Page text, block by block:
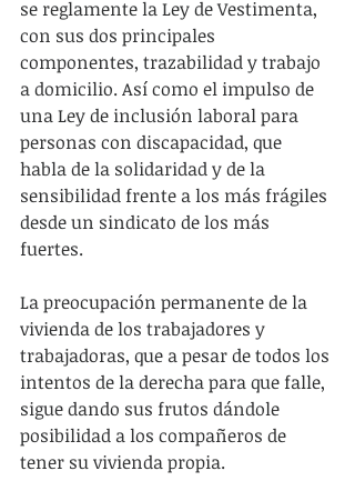
se reglamente la Ley de Vestimenta,
con sus dos principales
componentes, trazabilidad y trabajo
a domicilio. Así como el impulso de
una Ley de inclusión laboral para
personas con discapacidad, que
habla de la solidaridad y de la
sensibilidad frente a los más frágiles
desde un sindicato de los más
fuertes.
La preocupación permanente de la
vivienda de los trabajadores y
trabajadoras, que a pesar de todos los
intentos de la derecha para que falle,
sigue dando sus frutos dándole
posibilidad a los compañeros de
tener su vivienda propia.